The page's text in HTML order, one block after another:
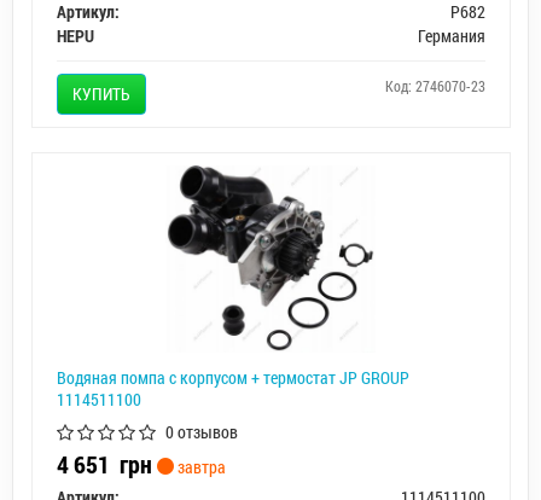
Артикул:
P682
HEPU
Германия
КУПИТЬ Код: 2746070-23
Водяная помпа с корпусом + термостат JP GROUP
1114511100
0 отзывов
4 651 грн
завтра